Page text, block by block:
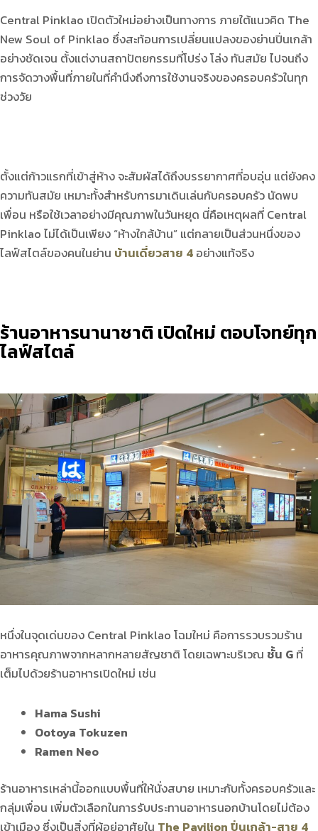
Central Pinklao เปิดตัวใหม่อย่างเป็นทางการ ภายใต้แนวคิด The
New Soul of Pinklao ซึ่งสะท้อนการเปลี่ยนแปลงของย่านปิ่นเกล้า
อย่างชัดเจน ตั้งแต่งานสถาปัตยกรรมที่โปร่ง โล่ง ทันสมัย ไปจนถึง
การจัดวางพื้นที่ภายในที่คำนึงถึงการใช้งานจริงของครอบครัวในทุก
ช่วงวัย
ตั้งแต่ก้าวแรกที่เข้าสู่ห้าง จะสัมผัสได้ถึงบรรยากาศที่อบอุ่น แต่ยังคง
ความทันสมัย เหมาะทั้งสำหรับการมาเดินเล่นกับครอบครัว นัดพบ
เพื่อน หรือใช้เวลาอย่างมีคุณภาพในวันหยุด นี่คือเหตุผลที่ Central
Pinklao ไม่ได้เป็นเพียง “ห้างใกล้บ้าน” แต่กลายเป็นส่วนหนึ่งของ
ไลฟ์สไตล์ของคนในย่าน บ้านเดี่ยวสาย 4 อย่างแท้จริง
ร้านอาหารนานาชาติ เปิดใหม่ ตอบโจทย์ทุก
ไลฟ์สไตล์
หนึ่งในจุดเด่นของ Central Pinklao โฉมใหม่ คือการรวบรวมร้าน
อาหารคุณภาพจากหลากหลายสัญชาติ โดยเฉพาะบริเวณ ชั้น G ที่
เต็มไปด้วยร้านอาหารเปิดใหม่ เช่น
Hama Sushi
Ootoya Tokuzen
Ramen Neo
ร้านอาหารเหล่านี้ออกแบบพื้นที่ให้นั่งสบาย เหมาะกับทั้งครอบครัวและ
กลุ่มเพื่อน เพิ่มตัวเลือกในการรับประทานอาหารนอกบ้านโดยไม่ต้อง
เข้าเมือง ซึ่งเป็นสิ่งที่ผู้อยู่อาศัยใน The Pavilion ปิ่นเกล้า-สาย 4